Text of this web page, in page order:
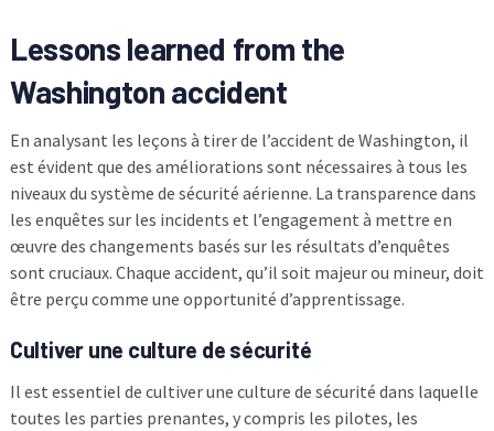
Lessons learned from the
Washington accident
En analysant les leçons à tirer de l’accident de Washington, il
est évident que des améliorations sont nécessaires à tous les
niveaux du système de sécurité aérienne. La transparence dans
les enquêtes sur les incidents et l’engagement à mettre en
œuvre des changements basés sur les résultats d’enquêtes
sont cruciaux. Chaque accident, qu’il soit majeur ou mineur, doit
être perçu comme une opportunité d’apprentissage.
Cultiver une culture de sécurité
Il est essentiel de cultiver une culture de sécurité dans laquelle
toutes les parties prenantes, y compris les pilotes, les